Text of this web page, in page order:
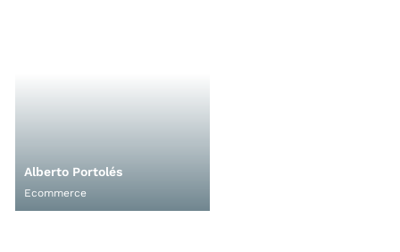
Alberto Portolés
Ecommerce